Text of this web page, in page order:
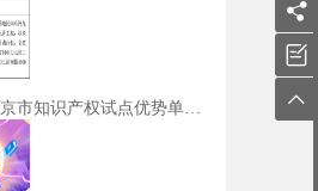
申报 | 2026年北京市知识产权试点优势单位申报及复审工作启动


